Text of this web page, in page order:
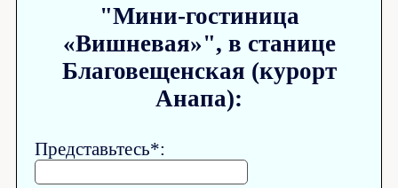
"Мини-гостиница
«Вишневая»", в станице
Благовещенская (курорт
Анапа):
Представьтесь*: